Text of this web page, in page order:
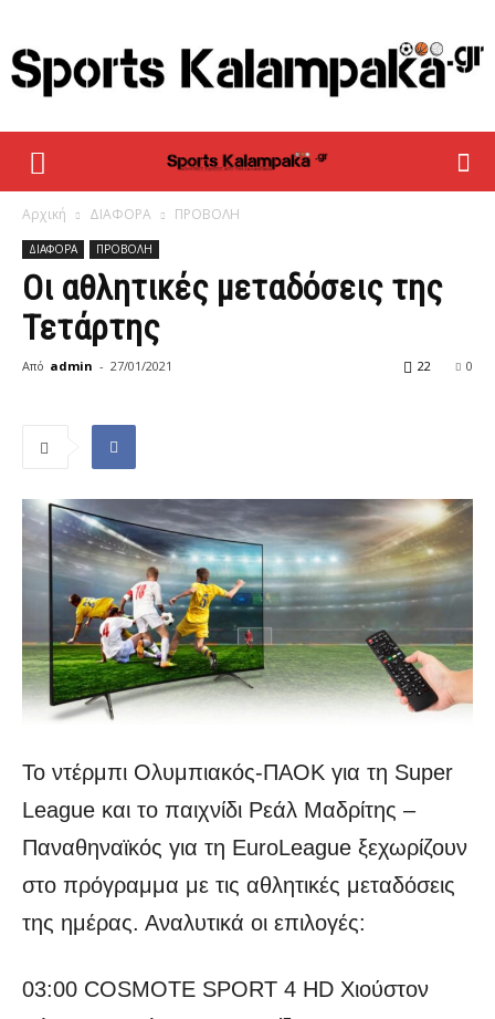
sportskalampaka
Αρχική ΔΙΑΦΟΡΑ ΠΡΟΒΟΛΗ
ΔΙΑΦΟΡΑ ΠΡΟΒΟΛΗ
Οι αθλητικές μεταδόσεις της
Τετάρτης
Από admin - 27/01/2021 0
22
Το ντέρμπι Ολυμπιακός-ΠΑΟΚ για τη Super
League και το παιχνίδι Ρεάλ Μαδρίτης –
Παναθηναϊκός για τη EuroLeague ξεχωρίζουν
στο πρόγραμμα με τις αθλητικές μεταδόσεις
της ημέρας. Αναλυτικά οι επιλογές:
03:00 COSMOTE SPORT 4 HD Χιούστον